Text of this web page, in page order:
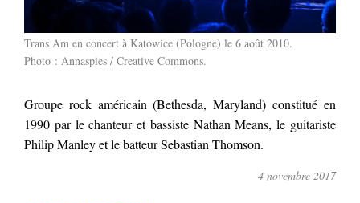
Trans Am en concert à Katowice (Pologne) le 6 août 2010.
Photo : Annaspies / Creative Commons.
Groupe rock américain (Bethesda, Maryland) constitué en
1990 par le chanteur et bassiste Nathan Means, le guitariste
Philip Manley et le batteur Sebastian Thomson.
4 novembre 2017